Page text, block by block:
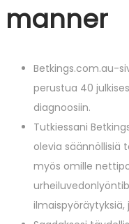
manner
Betkings.com.au-
perustua 40
diagnoosiin.
Tutkiessani
olevia säännöllisiä
myös omille
ilmaispyöräytyksiä,